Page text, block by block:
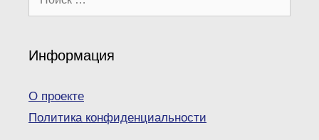
Информация
О проекте
Политика конфиденциальности